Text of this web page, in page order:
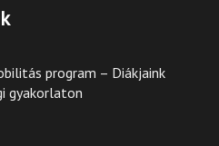
program – Diákjaink
gyakorlaton